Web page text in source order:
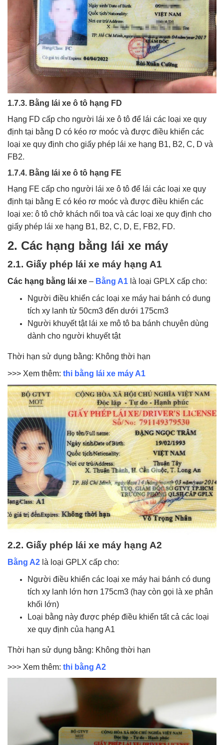
1.7.3. Bằng lái xe ô tô hạng FD
Hạng FD cấp cho người lái xe ô tô để lái các loại xe quy
định tại bằng D có kéo rơ moóc và được điều khiển các
loại xe quy định cho giấy phép lái xe hạng B1, B2, C, D và
FB2.
1.7.4. Bằng lái xe ô tô hạng FE
Hạng FE cấp cho người lái xe ô tô để lái các loại xe quy
định tại bằng E có kéo rơ moóc và được điều khiển các
loại xe: ô tô chở khách nối toa và các loại xe quy định cho
giấy phép lái xe hạng B1, B2, C, D, E, FB2, FD.
2. Các hạng bằng lái xe máy
2.1. Giấy phép lái xe máy hạng A1
Các hạng bằng lái xe – Bằng A1 là loại GPLX cấp cho:
Người điều khiển các loại xe máy hai bánh có dung
tích xy lanh từ 50cm3 đến dưới 175cm3
Người khuyết tật lái xe mô tô ba bánh chuyên dùng
dành cho người khuyết tật
Thời hạn sử dụng bằng: Không thời hạn
>>> Xem thêm: thi bằng lái xe máy A1
2.2. Giấy phép lái xe máy hạng A2
Bằng A2 là loại GPLX cấp cho:
Người điều khiển các loại xe máy hai bánh có dung
tích xy lanh lớn hơn 175cm3 (hay còn gọi là xe phân
khối lớn)
Loại bằng này được phép điều khiển tất cả các loại
xe quy định của hạng A1
Thời hạn sử dụng bằng: Không thời hạn
>>> Xem thêm: thi bằng A2